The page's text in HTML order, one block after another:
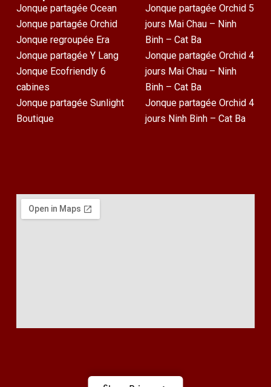
Jonque partagée Ocean
Jonque partagée Orchid
Jonque regroupée Era
Jonque partagée Y Lang
Jonque Ecofriendly 6
cabines
Jonque partagée Sunlight
Boutique
Jonque partagée Orchid 5
jours Mai Chau – Ninh
Binh – Cat Ba
Jonque partagée Orchid 4
jours Mai Chau – Ninh
Binh – Cat Ba
Jonque partagée Orchid 4
jours Ninh Binh – Cat Ba